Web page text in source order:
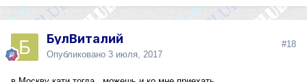
БулВиталий
Опубликовано 3 июля, 2017
#18